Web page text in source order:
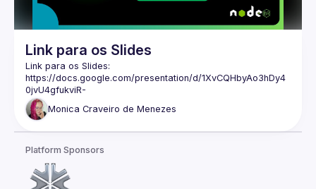
Link para os Slides
https://docs.google.com/presentation/d/1XvCQHbyAo3hDy4
0jvU4gfukviR-
UUy4EtWT4NbUXF4Y/edit#slide=id.g1e6faa8a47b_0_69
Monica Craveiro de Menezes
Platform Sponsors